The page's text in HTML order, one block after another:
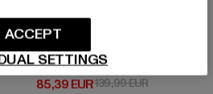
Ladies Essentials Inset College
59,99 EUR
FUBU
City 05 Varsity
85,39 EUR
Derzeitiger Preis: 85,39 EUR
139,99 EURAktionspreis:
SETTINGS
ACCEPT